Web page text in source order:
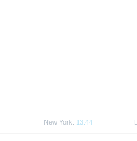
New York: 13:44